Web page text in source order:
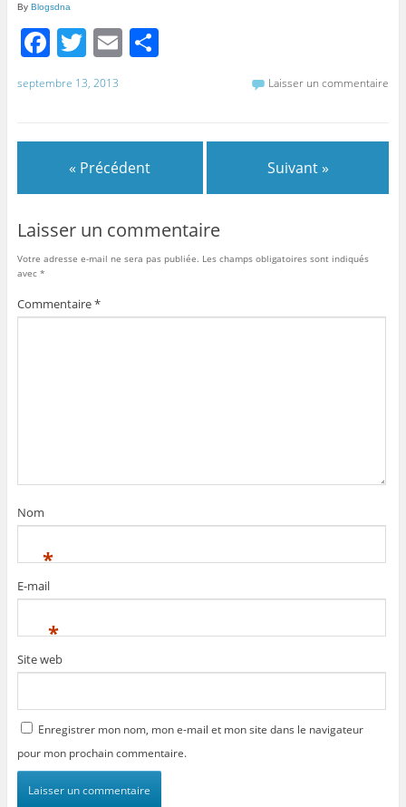
By Blogsdna
F
a
c
o
o
k
T
w
itt
E P
septembre 13, 2013 Laisser un commentaire
« Précédent Suivant »
Laisser un commentaire
Votre adresse e-mail ne sera pas publiée. Les champs obligatoires sont indiqués
avec *
Commentaire*
Nom
*
E-mail
*
Site web
Enregistrer mon nom, mon e-mail et mon site dans le navigateur
pour mon prochain commentaire.